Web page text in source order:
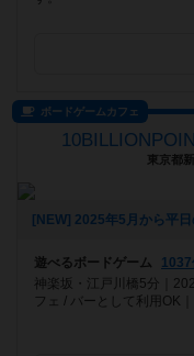
ボードゲームカフェ
東京都
遊べるボードゲーム
1037
神楽坂・江戸川橋5分｜
フェ / バーとして利用OK